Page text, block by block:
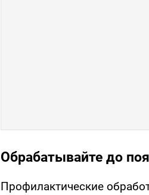
Обрабатывайте до
Профилактические